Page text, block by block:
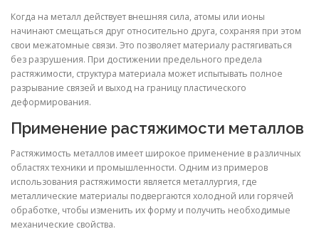
Когда на металл действует внешняя сила, атомы или ионы
начинают смещаться друг относительно друга, сохраняя при этом
свои межатомные связи. Это позволяет материалу растягиваться
без разрушения. При достижении предельного предела
растяжимости, структура материала может испытывать полное
разрывание связей и выход на границу пластического
деформирования.
Применение растяжимости металлов
Растяжимость металлов имеет широкое применение в различных
областях техники и промышленности. Одним из примеров
использования растяжимости является металлургия, где
металлические материалы подвергаются холодной или горячей
обработке, чтобы изменить их форму и получить необходимые
механические свойства.